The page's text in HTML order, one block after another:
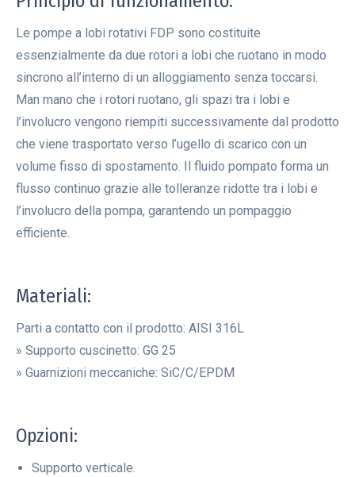
Le pompe a lobi rotativi FDP sono costituite
essenzialmente da due rotori a lobi che ruotano in modo
sincrono all’interno di un alloggiamento senza toccarsi.
Man mano che i rotori ruotano, gli spazi tra i lobi e
l’involucro vengono riempiti successivamente dal prodotto
che viene trasportato verso l’ugello di scarico con un
volume fisso di spostamento. Il fluido pompato forma un
flusso continuo grazie alle tolleranze ridotte tra i lobi e
l’involucro della pompa, garantendo un pompaggio
efficiente.
Materiali:
Parti a contatto con il prodotto: AISI 316L
» Supporto cuscinetto: GG 25
» Guarnizioni meccaniche: SiC/C/EPDM
Opzioni:
Supporto verticale.